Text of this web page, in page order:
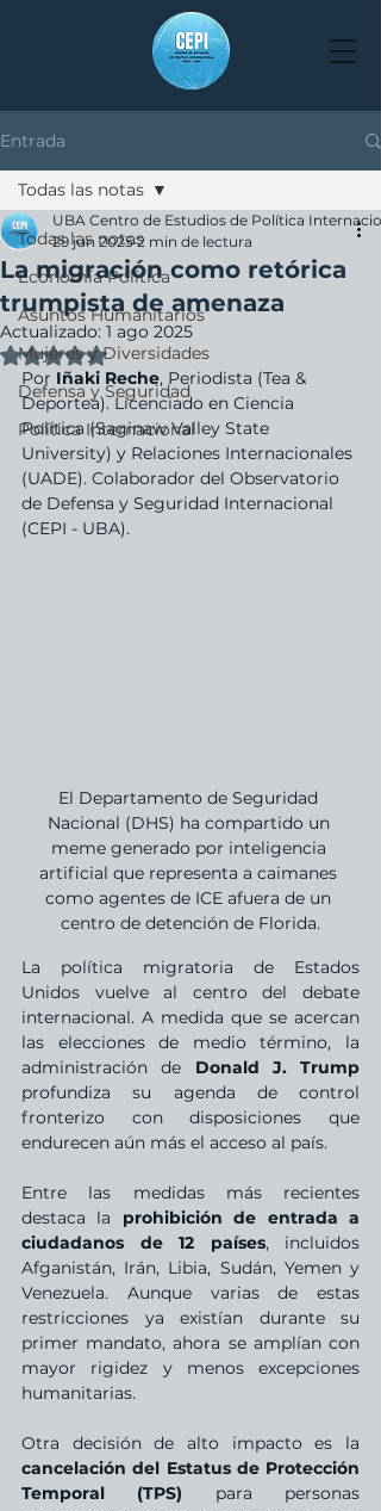
Entrada
Todas las notas
Economía Política
Asuntos Humanitarios
Mujeres y Diversidades
Defensa y Seguridad
Política Internacional
Todas las notas
La migración como retórica
trumpista de amenaza
UBA Centro de Estudios de Política
29 jun 2025 2 min de lectura
Actualizado: 1 ago 2025
Obtuvo NaN de 5 estrellas.
Por Iñaki Reche, Periodista (Tea &
Deportea). Licenciado en Ciencia
Política (Saginaw Valley State
University) y Relaciones Internacionales
(UADE). Colaborador del Observatorio
de Defensa y Seguridad Internacional
(CEPI - UBA).
El Departamento de Seguridad
Nacional (DHS) ha compartido un
meme generado por inteligencia
artificial que representa a caimanes
como agentes de ICE afuera de un
centro de detención de Florida.
La política migratoria de Estados
Unidos vuelve al centro del debate
internacional. A medida que se acercan
las elecciones de medio término, la
administración de Donald J. Trump
profundiza su agenda de control
fronterizo con disposiciones que
endurecen aún más el acceso al país.
Entre las medidas más recientes
destaca la prohibición de entrada a
ciudadanos de 12 países, incluidos
Afganistán, Irán, Libia, Sudán, Yemen y
Venezuela. Aunque varias de estas
restricciones ya existían durante su
primer mandato, ahora se amplían con
mayor rigidez y menos excepciones
humanitarias.
cancelación del Estatus de Protección
Temporal (TPS) para personas